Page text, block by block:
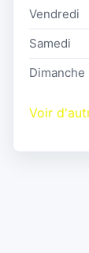
Vendredi
Samedi
Dimanche
Voir